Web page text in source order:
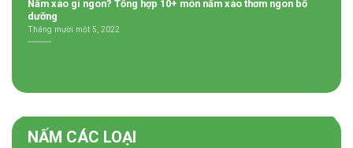
Nấm xào gì ngon? Tổng hợp 10+ món nấm xào thơm ngon bổ
dưỡng
Tháng mười một 5, 2022
NẤM CÁC LOẠI